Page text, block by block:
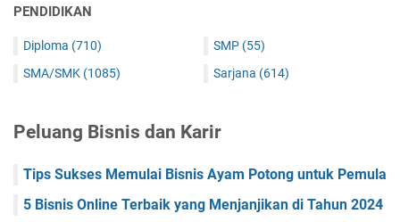
PENDIDIKAN
Diploma (710)
SMA/SMK (1085)
SMP (55)
Sarjana (614)
Peluang Bisnis dan Karir
Tips Sukses Memulai Bisnis Ayam Potong untuk Pemula
5 Bisnis Online Terbaik yang Menjanjikan di Tahun 2024